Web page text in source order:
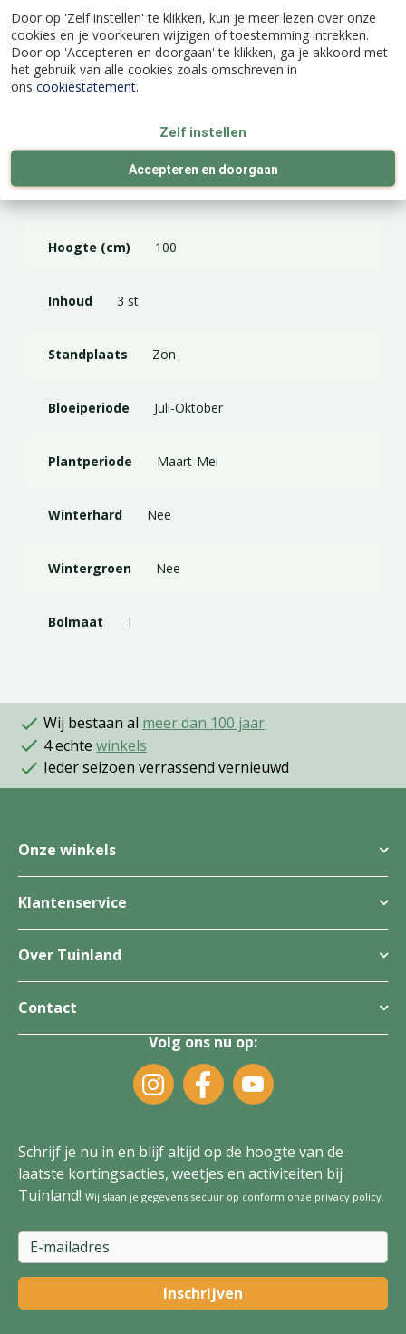
Door op 'Zelf instellen' te klikken, kun je meer lezen over onze
cookies en je voorkeuren wijzigen of toestemming intrekken.
Door op 'Accepteren en doorgaan' te klikken, ga je akkoord met
het gebruik van alle cookies zoals omschreven in
ons cookiestatement.
Zelf instellen
Accepteren en doorgaan
EAN code 8712438641855
Latijnse naam
JUB Holland
Kleur Rood
Hoogte (cm) 100
Inhoud 3 st
Standplaats Zon
Bloeiperiode Juli-Oktober
Plantperiode Maart-Mei
Winterhard Nee
Wintergroen Nee
Bolmaat I
Wij bestaan al meer dan 100 jaar
4 echte winkels
Ieder seizoen verrassend vernieuwd
Onze winkels
Klantenservice
Over Tuinland
Contact
Volg ons nu op:
Schrijf je nu in en blijf altijd op de hoogte van de
laatste kortingsacties, weetjes en activiteiten bij
Tuinland! Wij slaan je gegevens secuur op conform onze privacy policy.